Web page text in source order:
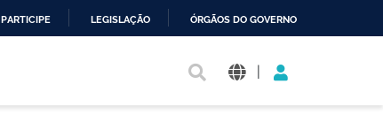
PARTICIPE LEGISLAÇÃO ÓRGÃOS DO GOVERNO
|